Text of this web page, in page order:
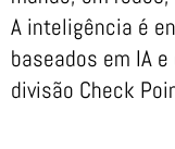
A inteligência é
baseados em IA
divisão Check